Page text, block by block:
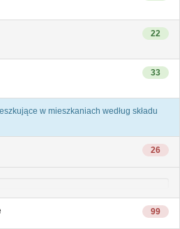
22
33
w mieszkaniach według składu
26
99